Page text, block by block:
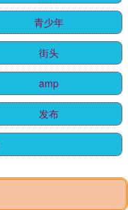
青少年
街头
amp
发布